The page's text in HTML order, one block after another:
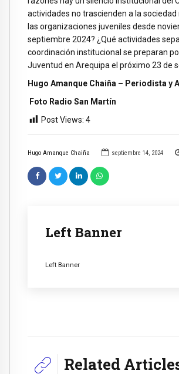
Hugo Amanque Chaiña septiembre 14, 2024
Left Banner
Left Banner
actividades no trascienden a la
las organizaciones juveniles desde
septiembre 2024? ¿Qué actividades
coordinación institucional se preparan
Juventud en Arequipa el próximo 23 de
Hugo Amanque Chaiña – Periodista y
Foto Radio San Martín
Post Views: 4
Related